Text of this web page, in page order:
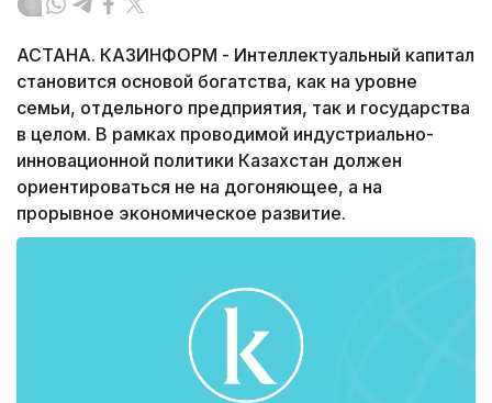
АСТАНА. КАЗИНФОРМ - Интеллектуальный капитал
становится основой богатства, как на уровне
семьи, отдельного предприятия, так и государства
в целом. В рамках проводимой индустриально-
инновационной политики Казахстан должен
ориентироваться не на догоняющее, а на
прорывное экономическое развитие.